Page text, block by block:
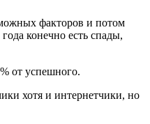
факторов и потом
конечно есть спады,
от успешного.
хотя и интернетчики, но